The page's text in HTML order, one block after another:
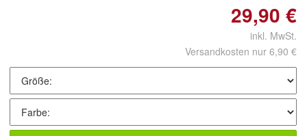
29,90 €
inkl. MwSt.
Versandkosten nur 6,90 €